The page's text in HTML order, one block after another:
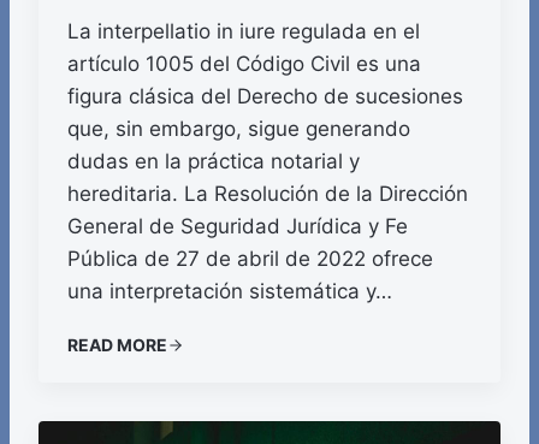
La interpellatio in iure regulada en el
artículo 1005 del Código Civil es una
figura clásica del Derecho de sucesiones
que, sin embargo, sigue generando
dudas en la práctica notarial y
hereditaria. La Resolución de la Dirección
General de Seguridad Jurídica y Fe
Pública de 27 de abril de 2022 ofrece
una interpretación sistemática y…
READ MORE